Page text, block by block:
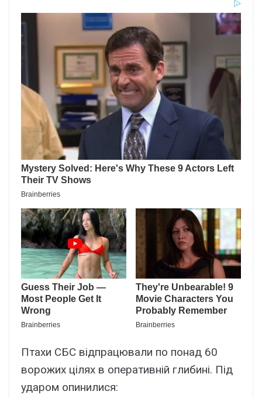
Птахи СБС відпрацювали по понад 60
ворожих цілях в оперативній глибині. Під
ударом опинилися: